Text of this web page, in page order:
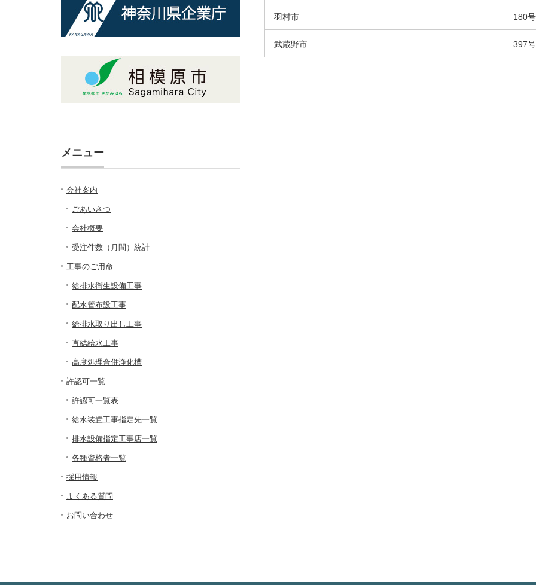
羽村市 180号
武蔵野市 397号
メニュー
会社案内
ごあいさつ
会社概要
受注件数（月間）統計
工事のご用命
給排水衛生設備工事
配水管布設工事
給排水取り出し工事
直結給水工事
高度処理合併浄化槽
許認可一覧
許認可一覧表
給水装置工事指定先一覧
排水設備指定工事店一覧
各種資格者一覧
採用情報
よくある質問
お問い合わせ